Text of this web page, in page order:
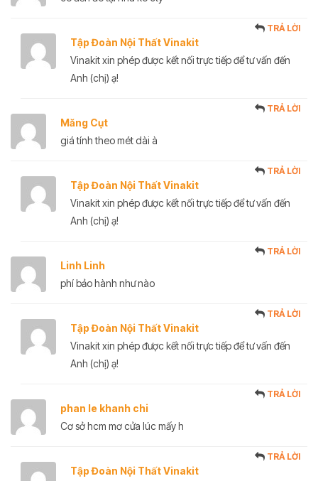
Tập Đoàn Nội Thất Vinakit
TRẢ LỜI
Vinakit xin phép được kết nối trực tiếp để tư vấn đến
Anh (chị) ạ!
Măng Cụt
TRẢ LỜI
giá tính theo mét dài à
Tập Đoàn Nội Thất Vinakit
TRẢ LỜI
Vinakit xin phép được kết nối trực tiếp để tư vấn đến
Anh (chị) ạ!
Linh Linh
TRẢ LỜI
phí bảo hành như nào
Tập Đoàn Nội Thất Vinakit
TRẢ LỜI
Vinakit xin phép được kết nối trực tiếp để tư vấn đến
Anh (chị) ạ!
phan le khanh chi
TRẢ LỜI
Cơ sở hcm mơ cửa lúc mấy h
Tập Đoàn Nội Thất Vinakit
TRẢ LỜI